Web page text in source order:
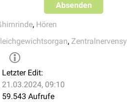
Absenden
, Hören
,
Letzter Edit:
21.03.2024, 09:10
59.543 Aufrufe